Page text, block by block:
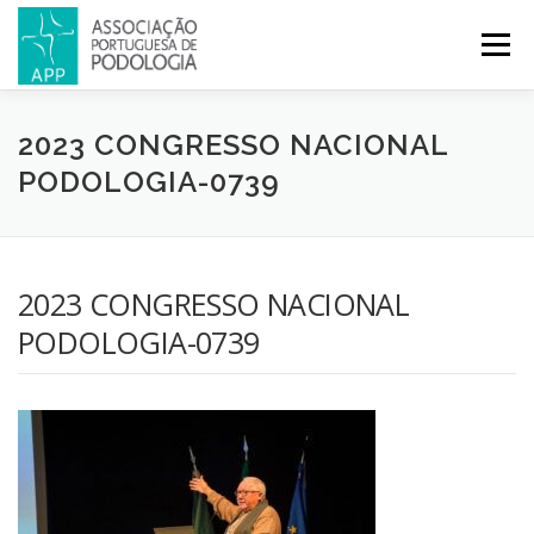
Menu
APP PODOLOGIA LICENCIATURA EM PODOLOGIA
CONGRESSOS REVISTA CONTACTOS
2023 CONGRESSO NACIONAL
PODOLOGIA-0739
2023 CONGRESSO NACIONAL
PODOLOGIA-0739